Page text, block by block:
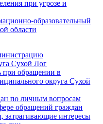
при угрозе и
образовательный
области
Сухой Лог
при обращении в
округа Сухой
по личным вопросам
обращений граждан
затрагивающие интересы